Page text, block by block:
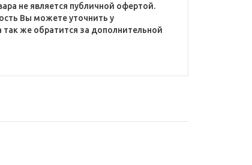
не является публичной офертой.
Вы можете уточнить у
же обратится за дополнительной